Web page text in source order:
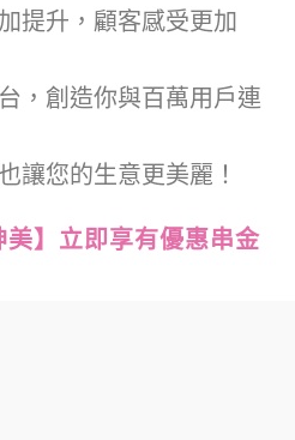
提升，顧客感受更加
，創造你與百萬用戶連
讓您的生意更美麗！
】立即享有優惠串金